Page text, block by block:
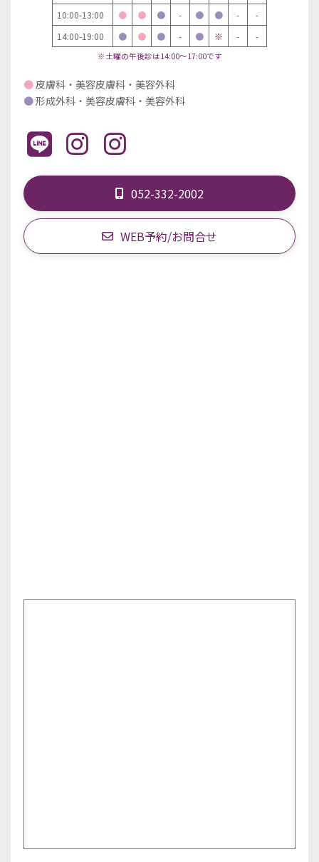
10:00-13:00
● ● ● - ● ● -
-
14:00-19:00
● ● ● - ● ※ - -
※土曜の午後診は14:00～17:00です
●皮膚科・美容皮膚科・美容外科
●形成外科・美容皮膚科・美容外科
052-332-2002
WEB予約/お問合せ